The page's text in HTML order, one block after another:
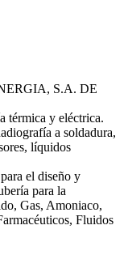
S.A. DE
térmica y eléctrica.
a soldadura,
líquidos
el diseño y
para la
Gas, Amoniaco,
Fluidos